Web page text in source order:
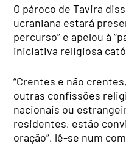
O pároco de Tavira
ucraniana estará
percurso” e apelou à
iniciativa religiosa
“Crentes e não
outras confissões
nacionais ou
residentes, estão
oração”, lê-se num